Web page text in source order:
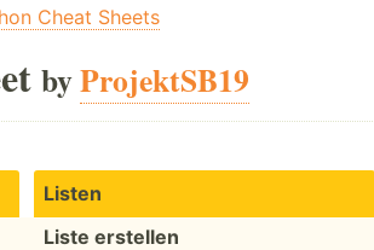
Cheat Sheets
byProjektSB19
Listen
Liste erstellen